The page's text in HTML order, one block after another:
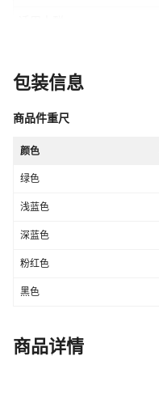
送礼用途
包装信息
商品件重尺
颜色
绿色
浅蓝色
深蓝色
粉红色
黑色
商品详情